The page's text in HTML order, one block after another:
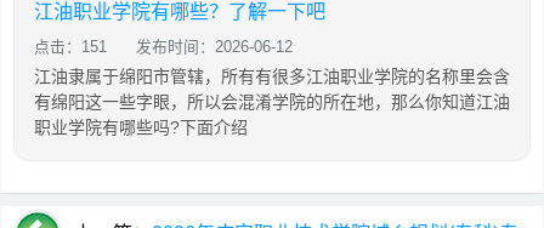
江油职业学院有哪些？了解一下吧
点击：151 发布时间：2026-06-12
江油隶属于绵阳市管辖，所有有很多江油职业学院的名称里会含
有绵阳这一些字眼，所以会混淆学院的所在地，那么你知道江油
职业学院有哪些吗?下面介绍